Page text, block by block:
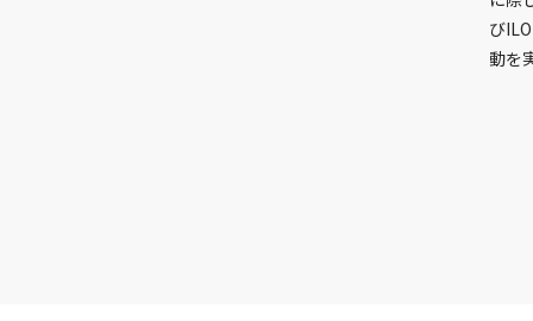
び
動を